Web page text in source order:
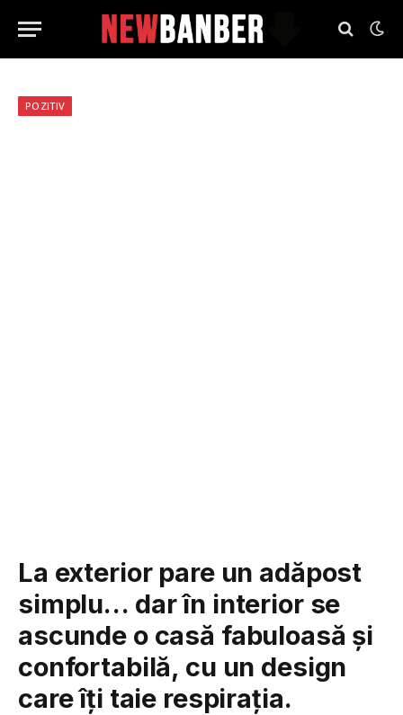
POZITIV
La exterior pare un adăpost
simplu… dar în interior se
ascunde o casă fabuloasă și
confortabilă, cu un design
care îți taie respirația.